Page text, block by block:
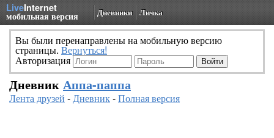
LiveInternet
мобильная версия Дневники Личка
Вы были перенаправлены на мобильную версию
страницы. Вернуться!
Авторизация
Дневник Аппа-паппа
Лента друзей -Дневник-Полная версия